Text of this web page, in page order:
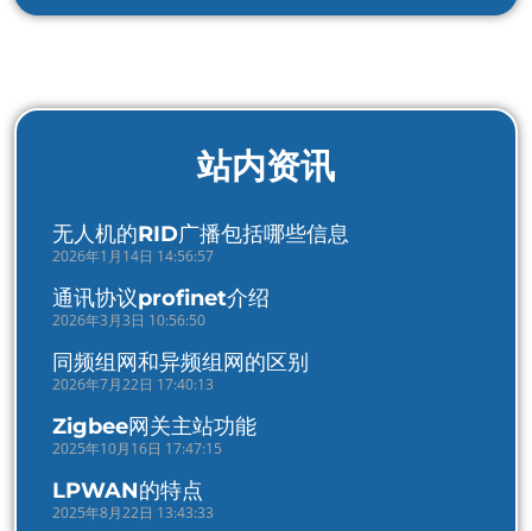
站内资讯
无人机的RID广播包括哪些信息
2026年1月14日 14:56:57
通讯协议profinet介绍
2026年3月3日 10:56:50
同频组网和异频组网的区别
2026年7月22日 17:40:13
Zigbee网关主站功能
2025年10月16日 17:47:15
LPWAN的特点
2025年8月22日 13:43:33